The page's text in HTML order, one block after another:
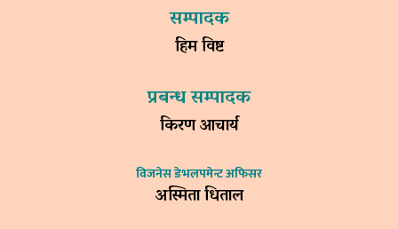
सम्पादक
हिम विष्ट
प्रबन्ध सम्पादक
किरण आचार्य
विजनेस डेभलपमेन्ट अफिसर
अस्मिता धिताल